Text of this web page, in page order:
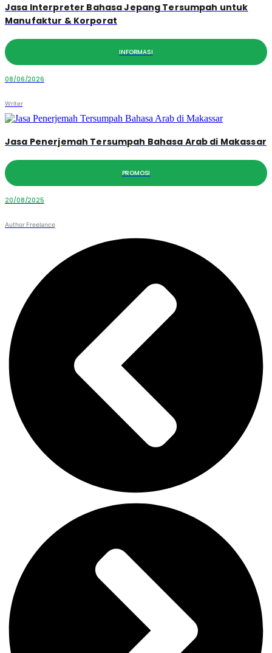
Jasa Interpreter Bahasa Jepang Tersumpah untuk
Manufaktur & Korporat
INFORMASI
08/06/2026
Writer
Jasa Penerjemah Tersumpah Bahasa Arab di Makassar
PROMOSI
20/08/2025
Author Freelance